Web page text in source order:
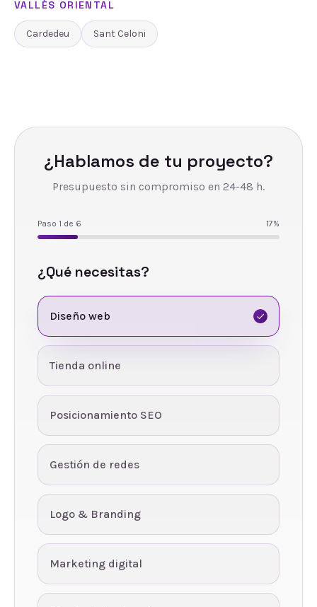
VALLÈS ORIENTAL
Cardedeu Sant Celoni
¿Hablamos de tu proyecto?
Presupuesto sin compromiso en 24-48 h.
Paso 1 de 6 17%
¿Qué necesitas?
Diseño web
Tienda online
Posicionamiento SEO
Gestión de redes
Logo & Branding
Marketing digital